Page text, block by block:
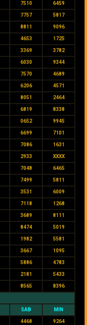
7510 6459
7757 5817
8811 9096
4653 1725
3369 3782
6030 9344
7570 4689
6206 4571
8051 2464
6819 8338
0652 9945
6699 7101
7086 1631
2933 XXXX
7048 6465
7499 5811
3531 6009
7118 1268
3689 8111
8474 5019
1982 5581
3667 1095
5886 4783
2181 5433
8565 8396
SAB MIN
4468 9264